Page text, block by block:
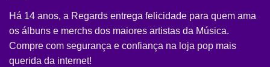
Há 14 anos, a Regards entrega felicidade para quem ama
os álbuns e merchs dos maiores artistas da Música.
Compre com segurança e confiança na loja pop mais
querida da internet!